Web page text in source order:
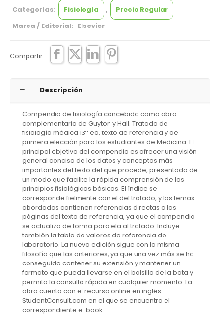
Categorías:
Fisiología ,
Precio Regular
Marca / Editorial: Elsevier
Compartir
Descripción
Compendio de fisiología concebido como obra
complementaria de Guyton y Hall. Tratado de
fisiología médica 13ª ed, texto de referencia y de
primera elección para los estudiantes de Medicina. El
principal objetivo del compendio es ofrecer una visión
general concisa de los datos y conceptos más
importantes del texto del que procede, presentado de
un modo que facilite la rápida comprensión de los
principios fisiológicos básicos. El índice se
corresponde fielmente con el del tratado, y los temas
abordados contienen referencias directas a las
páginas del texto de referencia, ya que el compendio
se actualiza de forma paralela al tratado. Incluye
también la tabla de valores de referencia de
laboratorio. La nueva edición sigue con la misma
filosofía que las anteriores, ya que una vez más se ha
conseguido contener su extensión y mantener un
formato que pueda llevarse en el bolsillo de la bata y
permita la consulta rápida en cualquier momento. La
obra cuenta con el recurso online en inglés
StudentConsult.com en el que se encuentra el
correspondiente e-book.